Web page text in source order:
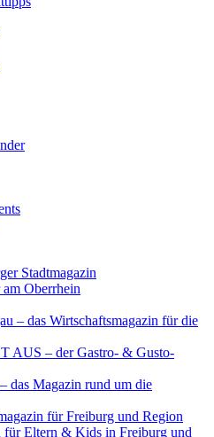
Stadtmagazin
Oberrhein
– das Wirtschaftsmagazin für die
AUS – der Gastro- & Gusto-
das Magazin rund um die
für Freiburg und Region
Eltern & Kids in Freiburg und